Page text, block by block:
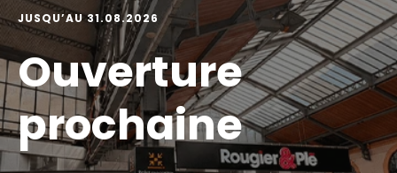
JUSQU’AU 31.08.2026
Ouverture
prochaine